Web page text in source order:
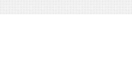
出展・参加
日本橋コラム
イベント
GTB日本橋エリアについて